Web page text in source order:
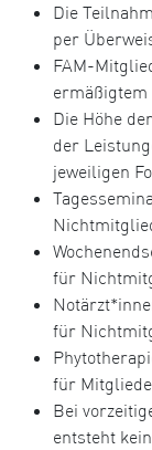
Die
per
FAM-
ermäßigtem
Die Höhe
der
jeweiligen
für
für
für
Bei
entsteht